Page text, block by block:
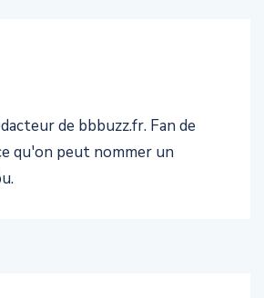
de bbbuzz.fr. Fan de
qu'on peut nommer un